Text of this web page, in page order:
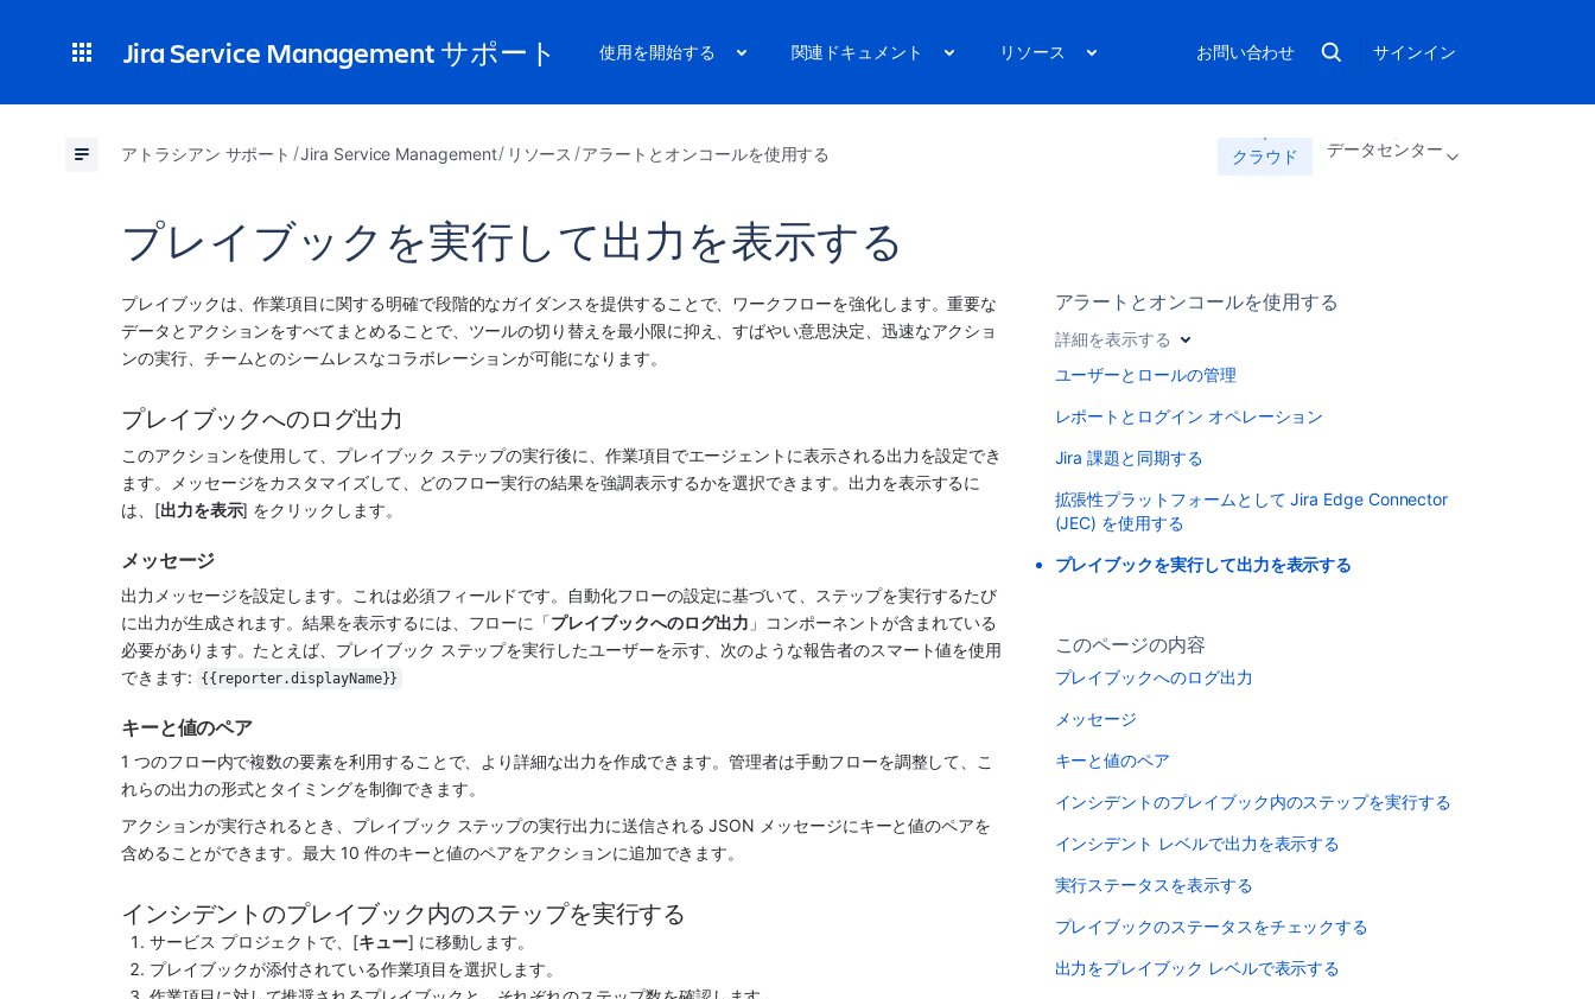
Jira Service Management サポート 使用を開始する 関連ドキュメント リソース お問い合わせ サインイン
アトラシアン サポート Jira Service Management リソース アラートとオンコールを使用する クラウド データセンター
プレイブックを実行して出力を表示する
プレイブックは、作業項目に関する明確で段階的なガイダンスを提供することで、ワークフローを強化します。重要な
データとアクションをすべてまとめることで、ツールの切り替えを最小限に抑え、すばやい意思決定、迅速なアクショ
ンの実行、チームとのシームレスなコラボレーションが可能になります。
プレイブックへのログ出力
このアクションを使用して、プレイブック ステップの実行後に、作業項目でエージェントに表示される出力を設定でき
ます。メッセージをカスタマイズして、どのフロー実行の結果を強調表示するかを選択できます。出力を表示するに
は、[出力を表示] をクリックします。
メッセージ
出力メッセージを設定します。これは必須フィールドです。自動化フローの設定に基づいて、ステップを実行するたび
に出力が生成されます。結果を表示するには、フローに「プレイブックへのログ出力 」コンポーネントが含まれている
必要があります。たとえば、プレイブック ステップを実行したユーザーを示す、次のような報告者のスマート値を使用
できます:
{{reporter.displayName}}
キーと値のペア
1 つのフロー内で複数の要素を利用することで、より詳細な出力を作成できます。管理者は手動フローを調整して、こ
れらの出力の形式とタイミングを制御できます。
アクションが実行されるとき、プレイブック ステップの実行出力に送信される JSON メッセージにキーと値のペアを
含めることができます。最大 10 件のキーと値のペアをアクションに追加できます。
インシデントのプレイブック内のステップを実行する
サービス プロジェクトで、[キュー] に移動します。
プレイブックが添付されている作業項目を選択します。
アラートとオンコールを使用する
詳細を表示する
ユーザーとロールの管理
レポートとログイン オペレーション
Jira 課題と同期する
拡張性プラットフォームとして Jira Edge Connector
(JEC) を使用する
プレイブックを実行して出力を表示する
このページの内容
プレイブックへのログ出力
メッセージ
キーと値のペア
インシデントのプレイブック内のステップを実行する
インシデント レベルで出力を表示する
実行ステータスを表示する
プレイブックのステータスをチェックする
出力をプレイブック レベルで表示する